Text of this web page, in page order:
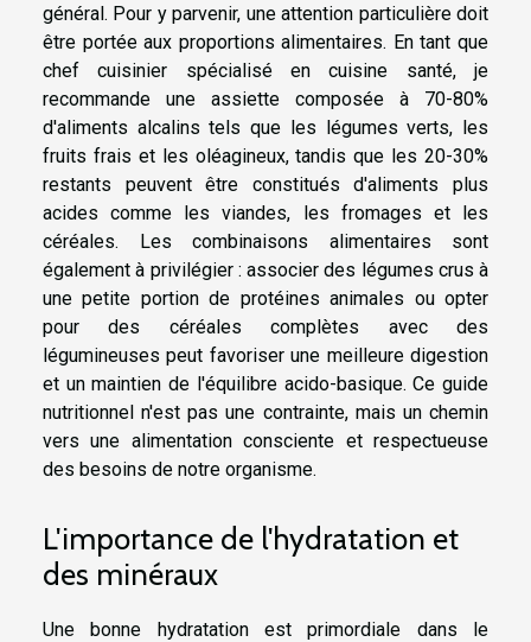
général. Pour y parvenir, une attention particulière doit
être portée aux proportions alimentaires. En tant que
chef cuisinier spécialisé en cuisine santé, je
recommande une assiette composée à 70-80%
d'aliments alcalins tels que les légumes verts, les
fruits frais et les oléagineux, tandis que les 20-30%
restants peuvent être constitués d'aliments plus
acides comme les viandes, les fromages et les
céréales. Les combinaisons alimentaires sont
également à privilégier : associer des légumes crus à
une petite portion de protéines animales ou opter
pour des céréales complètes avec des
légumineuses peut favoriser une meilleure digestion
et un maintien de l'équilibre acido-basique. Ce guide
nutritionnel n'est pas une contrainte, mais un chemin
vers une alimentation consciente et respectueuse
des besoins de notre organisme.
L'importance de l'hydratation et
des minéraux
Une bonne hydratation est primordiale dans le